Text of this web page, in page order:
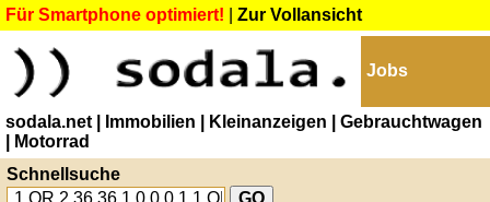
Für Smartphone optimiert! Zur Vollansicht
Jobs
sodala.net | Immobilien | Kleinanzeigen
| Gebrauchtwagen
| Motorrad
Schnellsuche